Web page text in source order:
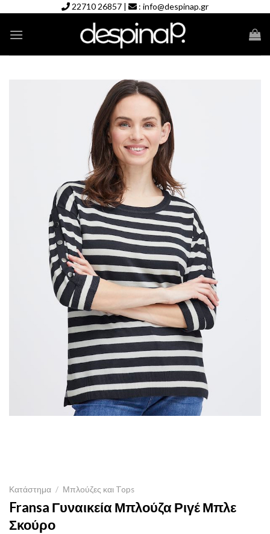
content
22710 26857 | : info@despinap.gr
Κατάστημα / Μπλούζες και Tops
Fransa Γυναικεία Μπλούζα Ριγέ Μπλε
Σκούρο